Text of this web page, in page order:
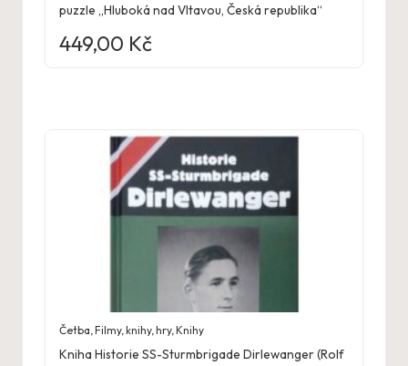
puzzle „Hluboká nad Vltavou, Česká republika“
449,00 Kč
Četba,Filmy, knihy, hry,Knihy
Kniha Historie SS-Sturmbrigade Dirlewanger (Rolf